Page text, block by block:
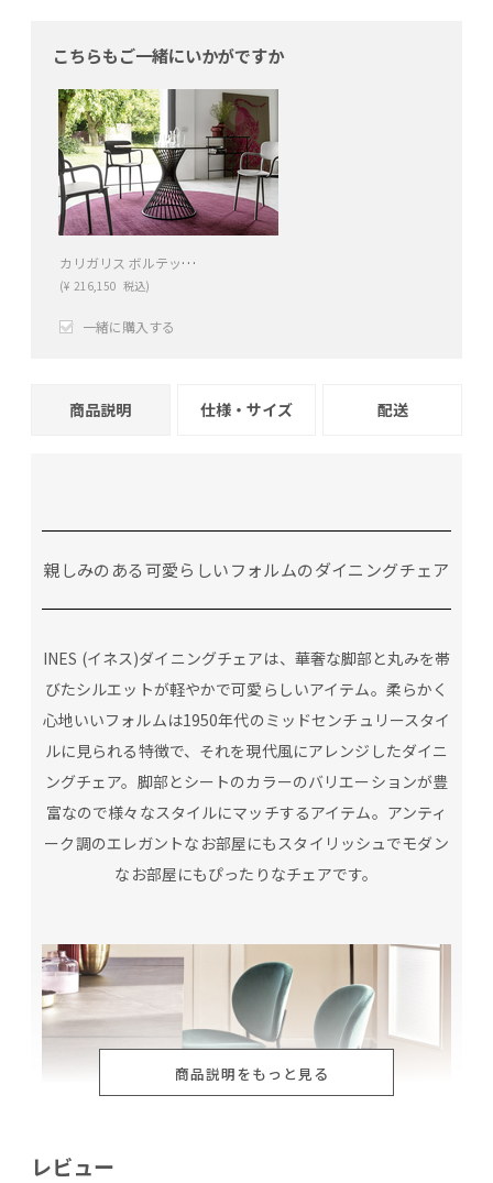
こちらもご一緒にいかがですか
カリガリス ボルテックス 円形ダイニングテーブル ／ Calligaris VORTEX Round table[CS4108-FD 120] GTR
(¥ 216,150 税込)
一緒に購入する
商品説明 仕様・サイズ 配送
親しみのある可愛らしいフォルムのダイニングチェア
INES (イネス)ダイニングチェアは、華奢な脚部と丸みを帯
びたシルエットが軽やかで可愛らしいアイテム。柔らかく
心地いいフォルムは1950年代のミッドセンチュリースタイ
ルに見られる特徴で、それを現代風にアレンジしたダイニ
ングチェア。脚部とシートのカラーのバリエーションが豊
富なので様々なスタイルにマッチするアイテム。アンティ
ーク調のエレガントなお部屋にもスタイリッシュでモダン
なお部屋にもぴったりなチェアです。
商品説明をもっと見る
レビュー